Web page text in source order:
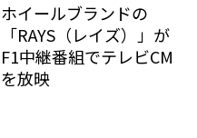
ホイールブランドの
「RAYS（レイズ）」が
F1中継番組でテレビCM
を放映